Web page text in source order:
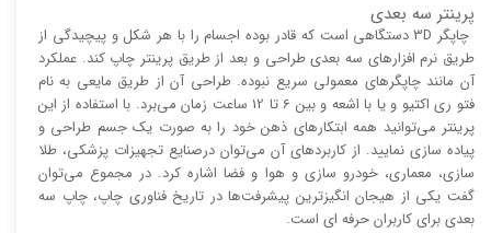
پرینتر سه بعدی
چاپگر 3D دستگاهی است که قادر بوده اجسام را با هر شکل و پیچیدگی از
طریق نرم افزار‌های سه بعدی طراحی و بعد از طریق پرینتر چاپ کند. عملکرد
آن مانند چاپگر‌های معمولی سریع نبوده. طراحی آن از طریق مایعی به نام
فتو ری اکتیو و یا با اشعه و بین 6 تا 12 ساعت زمان می‌برد. با استفاده از این
پرینتر می‌توانید همه ابتکار‌های ذهن خود را به صورت یک جسم طراحی و
پیاده سازی نمایید. از کاربرد‌های آن می‌توان درصنایع تجهیزات پزشکی، طلا
سازی، معماری، خودرو سازی و هوا و فضا اشاره کرد. در مجموع می‌توان
گفت یکی از هیجان انگیز‌‌ترین پیشرفت‌ها در تاریخ فناوری چاپ، چاپ سه
بعدی برای کاربران حرفه ای است.